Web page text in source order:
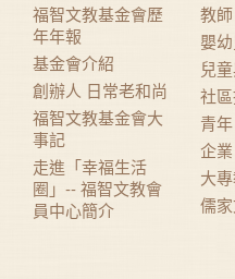
福智文教基金會歷
年年報
基金會介紹
創辦人 日常老和尚
福智文教基金會大
事記
走進「幸福生活
圈」-- 福智文教會
員中心簡介
教師
嬰
兒
社
青年
企業
大
儒